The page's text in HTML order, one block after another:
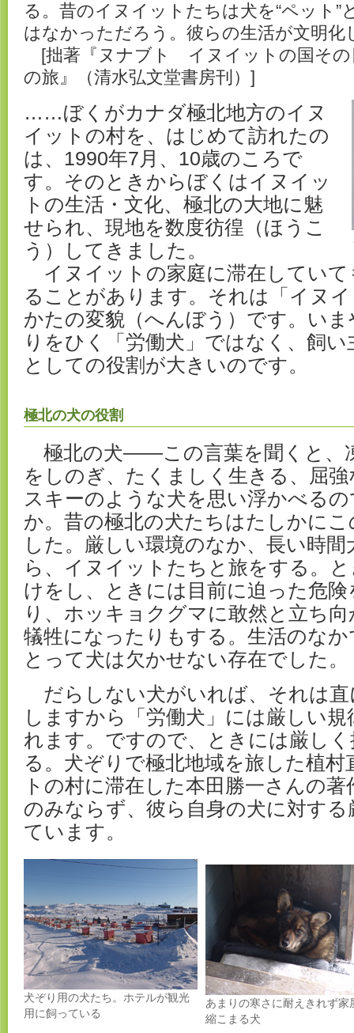
る。昔のイヌイットたちは犬を“ペット”
はなかっただろう。彼らの生活が文明化
[拙著『ヌナブト イヌイットの国そ
の旅』（清水弘文堂書房刊）]
……ぼくがカナダ極北地方のイヌ
イットの村を、はじめて訪れたの
は、1990年7月、10歳のころで
す。そのときからぼくはイヌイッ
トの生活・文化、極北の大地に魅
せられ、現地を数度彷徨（ほうこ
う）してきました。
イヌイットの家庭に滞在していて
ることがあります。それは「イヌ
かたの変貌（へんぼう）です。い
りをひく「労働犬」ではなく、飼
としての役割が大きいのです。
極北の犬の役割
極北の犬――この言葉を聞くと、
をしのぎ、たくましく生きる、屈
スキーのような犬を思い浮かべる
か。昔の極北の犬たちはたしかに
した。厳しい環境のなか、長い時
ら、イヌイットたちと旅をする。
けをし、ときには目前に迫った危
り、ホッキョクグマに敢然と立ち
犠牲になったりもする。生活のな
とって犬は欠かせない存在でした。
だらしない犬がいれば、それは直
しますから「労働犬」には厳しい
れます。ですので、ときには厳し
る。犬ぞりで極北地域を旅した植
トの村に滞在した本田勝一さんの
のみならず、彼ら自身の犬に対す
ています。
犬ぞり用の犬たち。ホテルが観光
用に飼っている
あまりの寒さに耐えきれず家
縮こまる犬